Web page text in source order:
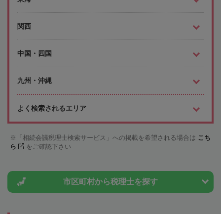
関西
中国・四国
九州・沖縄
よく検索されるエリア
「相続会議税理士検索サービス」への掲載を希望される場合は こち
ら
をご確認下さい
市区町村から税理士を探す